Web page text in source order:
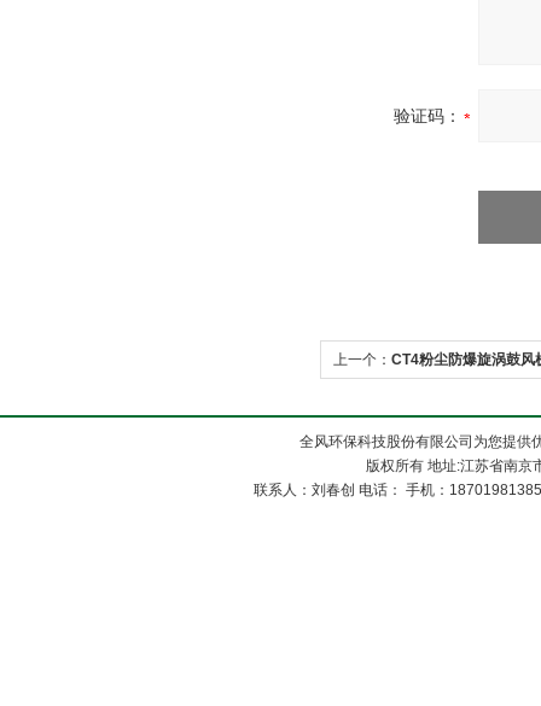
验证码：
上一个： CT4粉尘防爆旋涡鼓风
全风环保科技股份有限公司为您提供
版权所有 地址:江苏省南
联系人：刘春创 电话： 手机：